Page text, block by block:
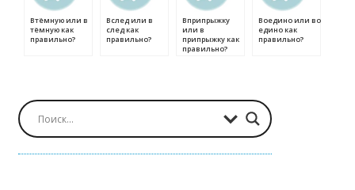
Втёмную или в
тёмную как
правильно?
Вслед или в
след как
правильно?
Вприпрыжку
или в
припрыжку как
правильно?
Воедино или во
едино как
правильно?